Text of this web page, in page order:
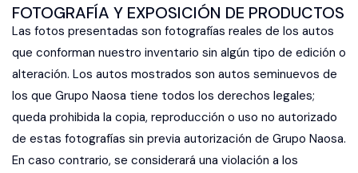
FOTOGRAFÍA Y EXPOSICIÓN DE PRODUCTOS
Las fotos presentadas son fotografías reales de los autos
que conforman nuestro inventario sin algún tipo de edición o
alteración. Los autos mostrados son autos seminuevos de
los que Grupo Naosa tiene todos los derechos legales;
queda prohibida la copia, reproducción o uso no autorizado
de estas fotografías sin previa autorización de Grupo Naosa.
En caso contrario, se considerará una violación a los